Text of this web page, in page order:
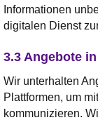
Informationen
digitalen Dienst
3.3 Angebote
Wir unterhalten
Plattformen, um
kommunizieren.